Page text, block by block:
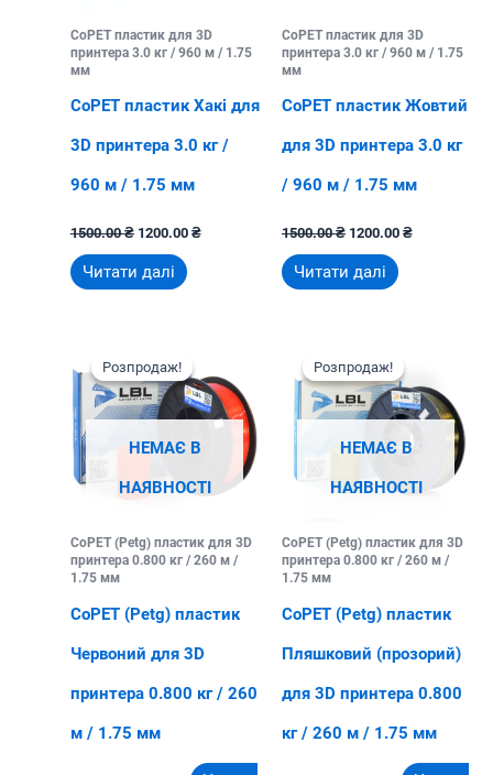
CoPET пластик для 3D
принтера 3.0 кг / 960 м / 1.75
мм
CoPET пластик Хакі для
3D принтера 3.0 кг /
960 м / 1.75 мм
1500.00₴ ціна:
1500.00 ₴.
1200.00 ₴ціна:
Читати далі
CoPET пластик для 3D
принтера 3.0 кг / 960 м / 1.75
мм
CoPET пластик Жовтий
для 3D принтера 3.0 кг
/ 960 м / 1.75 мм
1500.00₴ ціна:
1500.00 ₴.
1200.00 ₴ціна:
Читати далі
Розпродаж!
НЕМАЄ В
НАЯВНОСТІ
Розпродаж!
CoPET (Petg) пластик для 3D
принтера 0.800 кг / 260 м /
1.75 мм
CoPET (Petg) пластик
Червоний для 3D
принтера 0.800 кг / 260
м / 1.75 мм
ОригінальнаПоточна
Розпродаж!
НЕМАЄ В
НАЯВНОСТІ
Розпродаж!
CoPET (Petg) пластик для 3D
принтера 0.800 кг / 260 м /
1.75 мм
CoPET (Petg) пластик
Пляшковий (прозорий)
для 3D принтера 0.800
кг / 260 м / 1.75 мм
ОригінальнаПоточна